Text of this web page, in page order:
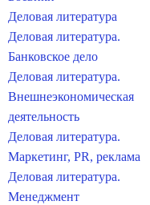
Деловая литература
Деловая литература.
Банковское дело
Деловая литература.
Внешнеэкономическая
деятельность
Деловая литература.
Маркетинг, PR, реклама
Деловая литература.
Менеджмент